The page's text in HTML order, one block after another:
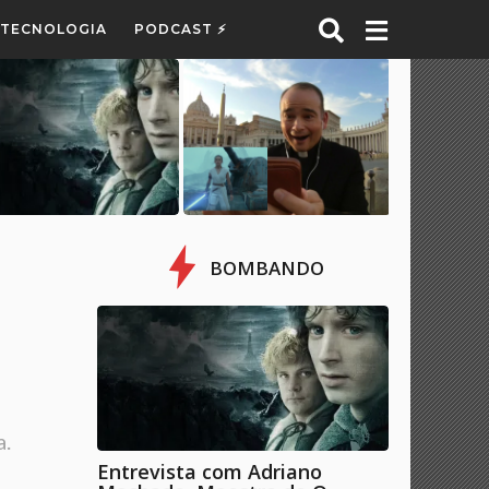
PODCAST ⚡
BOMBANDO
Entrevista com Adriano